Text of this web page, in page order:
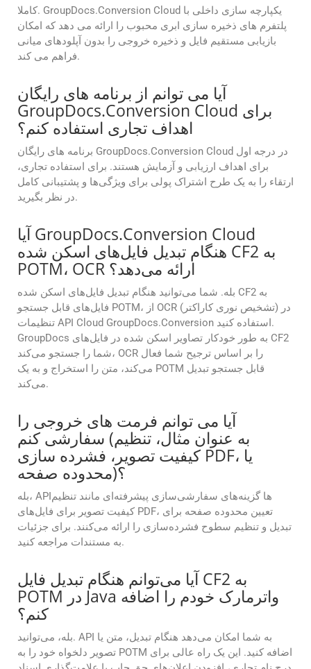
کاملا. GroupDocs.Conversion Cloud یکپارچه سازی داخلی با
پلتفرم های ذخیره سازی ابری محبوب را ارائه می دهد که امکان
بازیابی مستقیم فایل و ذخیره خروجی را بدون آپلودهای میانی
فراهم می کند.
آیا می توانم از برنامه های رایگان
GroupDocs.Conversion Cloud برای
اهداف تجاری استفاده کنم؟
برنامه های رایگان GroupDocs.Conversion Cloud در درجه اول
برای اهداف ارزیابی و آزمایش هستند. برای استفاده تجاری،
ارتقاء را به یک طرح اشتراک پولی برای ویژگی‌ها و پشتیبانی کامل
در نظر بگیرید.
آیا GroupDocs.Conversion Cloud
هنگام تبدیل فایل‌های اسکن شده CF2 به
POTM، OCR ارائه می‌دهد؟
بله. شما می‌توانید هنگام تبدیل فایل‌های اسکن شده CF2 به
فایل‌های قابل جستجو POTM، از OCR (تشخیص نوری کاراکتر) در
تنظیمات API Cloud GroupDocs.Conversion استفاده کنید.
GroupDocs به طور خودکار تصاویر اسکن شده در فایل‌های CF2
شما را جستجو می‌کند، OCR را بر اساس ترجیح شما فعال
می‌کند، متن را استخراج و به یک POTM قابل جستجو تبدیل
می‌کند.
آیا می توانم فرمت های خروجی را
سفارشی کنم (به عنوان مثال، تنظیم
کیفیت تصویر، فشرده سازی PDF، یا
محدوده صفحه)؟
بله، APIها گزینه‌های سفارشی‌سازی پیشرفته‌ای مانند تنظیم
کیفیت تصویر برای فایل‌های PDF، تعیین محدوده صفحه برای
تبدیل و تنظیم سطوح فشرده‌سازی را ارائه می‌کنند. برای جزئیات
به مستندات مراجعه کنید.
آیا می‌توانم هنگام تبدیل فایل CF2 به
POTM در Java واترمارک خودم را اضافه
کنم؟
بله، می‌توانید. API به شما امکان می‌دهد هنگام تبدیل، متن یا
تصویر دلخواه خود را به POTM اضافه کنید. این یک راه عالی برای